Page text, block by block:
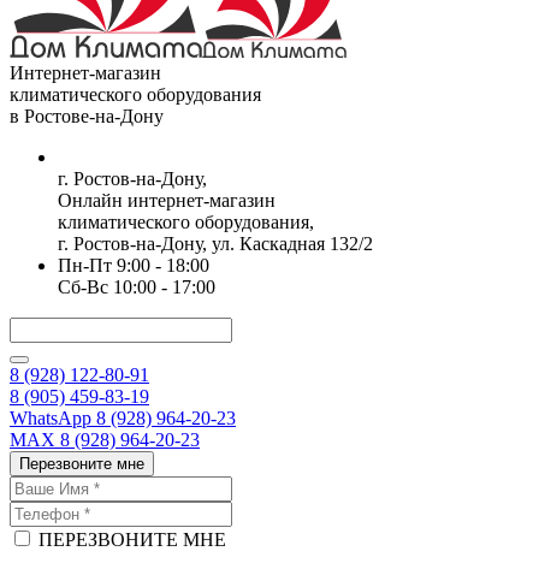
Интернет-магазин
климатического оборудования
в Ростове-на-Дону
г. Ростов-на-Дону,
Онлайн интернет-магазин
климатического оборудования,
г. Ростов-на-Дону, ул. Каскадная 132/2
Пн-Пт 9:00 - 18:00
Сб-Вс 10:00 - 17:00
8 (928) 122-80-91
8 (905) 459-83-19
WhatsApp 8 (928) 964-20-23
MAX 8 (928) 964-20-23
Перезвоните мне
ПЕРЕЗВОНИТЕ МНЕ